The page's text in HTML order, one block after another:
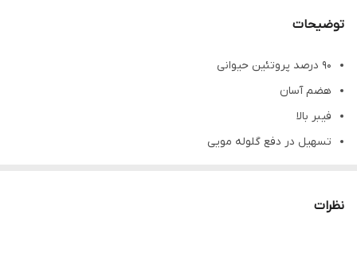
توضیحات
90 درصد پروتئین حیوانی
هضم آسان
فیبر بالا
تسهیل در دفع گلوله مویی
کاهش بوی بد مدفوع
نظرات